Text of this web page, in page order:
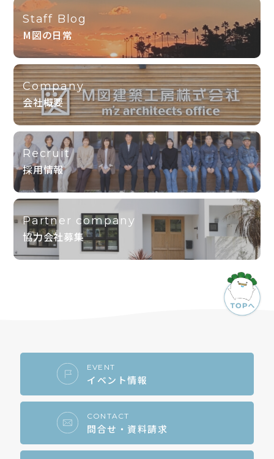
Staff Blog
M図の日常
Company
会社概要
Recruit
採用情報
Partner company
協力会社募集
EVENT
イベント情報
CONTACT
問合せ・資料請求